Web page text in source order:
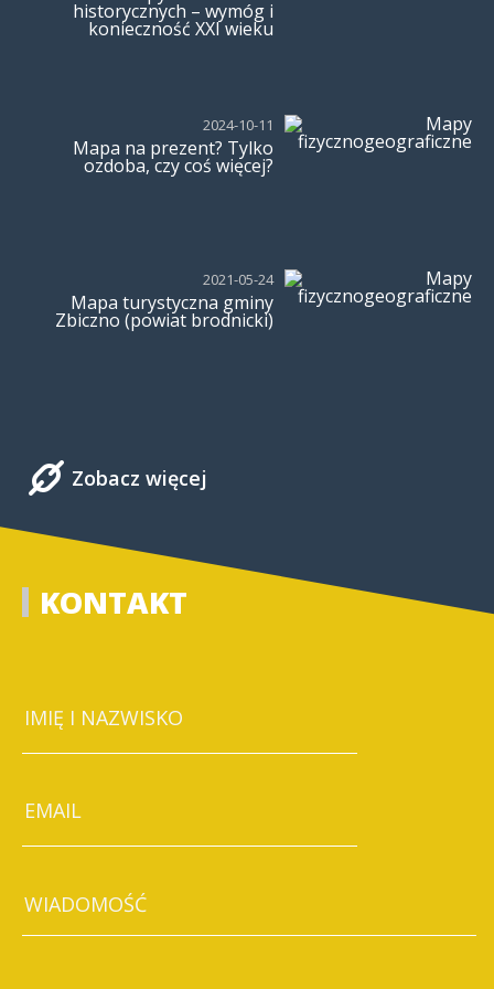
historycznych – wymóg i
konieczność XXI wieku
2024-10-11
Mapa na prezent? Tylko
ozdoba, czy coś więcej?
2021-05-24
Mapa turystyczna gminy
Zbiczno (powiat brodnicki)
Zobacz więcej
KONTAKT